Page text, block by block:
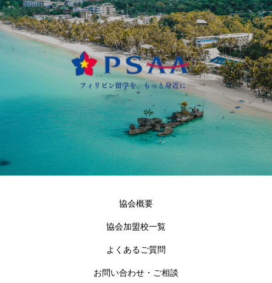
協会概要
協会加盟校一覧
よくあるご質問
お問い合わせ・ご相談